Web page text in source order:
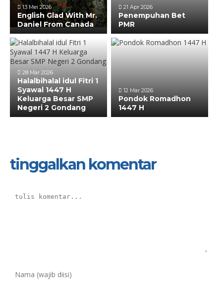
13 Mei 2026
English Glad With Mr.
Daniel From Canada
21 Apr 2026
Penempuhan Bet
PMR
28 Mar 2026
Halalbihalal idul Fitri 1
Syawal 1447 H
Keluarga Besar SMP
Negeri 2 Gondang
12 Mar 2026
Pondok Romadhon
1447 H
tinggalkan komentar